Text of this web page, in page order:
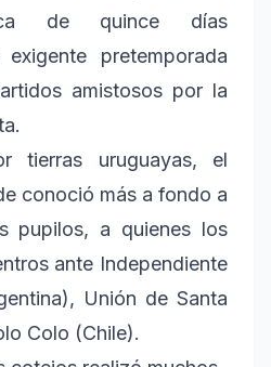
de quince días
pretemporada
amistosos por la
tierras uruguayas, el
conoció más a fondo a
pupilos, a quienes los
ante Independiente
Unión de Santa
Colo (Chile).